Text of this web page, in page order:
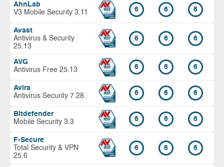
AhnLab
V3 Mobile Security 3.11
6 6 6
Avast
Antivirus & Security
25.13
6 6 6
AVG
Antivirus Free 25.13
6 6 6
Avira
Antivirus Security 7.28
6 6 6
Bitdefender
Mobile Security 3.3
6 6 6
F-Secure
Total Security & VPN
25.6
6 6 6